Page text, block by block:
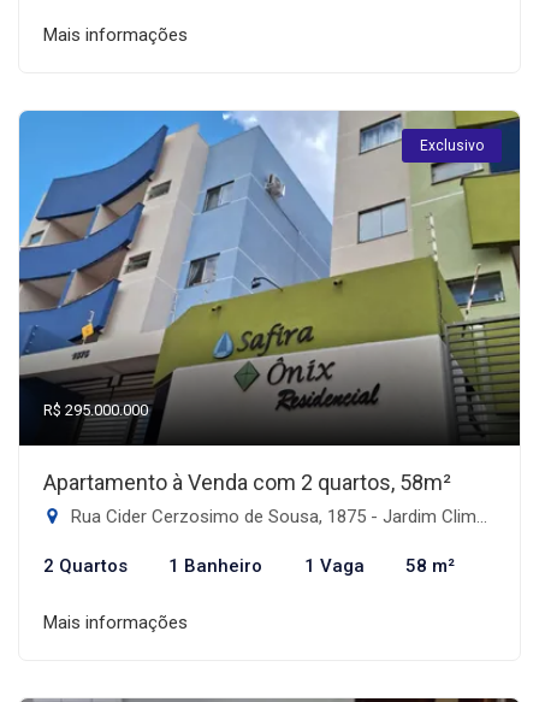
Mais informações
Exclusivo
R$ 295.000.000
Apartamento à Venda com 2 quartos, 58m²
Rua Cider Cerzosimo de Sousa, 1875 - Jardim Climax, Dourados-MS
2 Quartos 1 Banheiro 1 Vaga 58 m²
Mais informações